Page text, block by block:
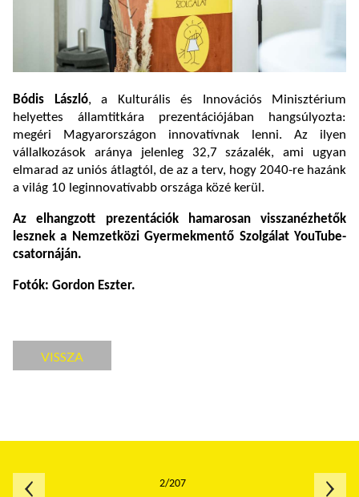
Bódis László, a Kulturális és Innovációs Minisztérium
helyettes államtitkára prezentációjában hangsúlyozta:
megéri Magyarországon innovatívnak lenni. Az ilyen
vállalkozások aránya jelenleg 32,7 százalék, ami ugyan
elmarad az uniós átlagtól, de az a terv, hogy 2040-re hazánk
a világ 10 leginnovatívabb országa közé kerül.
Az elhangzott prezentációk hamarosan visszanézhetők
lesznek a Nemzetközi Gyermekmentő Szolgálat YouTube-
csatornáján.
Fotók: Gordon Eszter.
VISSZA
2/207